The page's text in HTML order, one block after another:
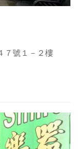
７號１－２樓